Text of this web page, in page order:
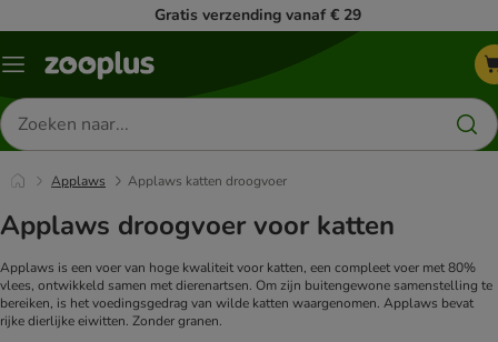
Gratis verzending vanaf € 29
Menu
Zoeken
naar
producten
Applaws Applaws katten droogvoer
Applaws droogvoer voor katten
Applaws is een voer van hoge kwaliteit voor katten, een compleet voer met 80%
vlees, ontwikkeld samen met dierenartsen. Om zijn buitengewone samenstelling te
bereiken, is het voedingsgedrag van wilde katten waargenomen. Applaws bevat
rijke dierlijke eiwitten. Zonder granen.